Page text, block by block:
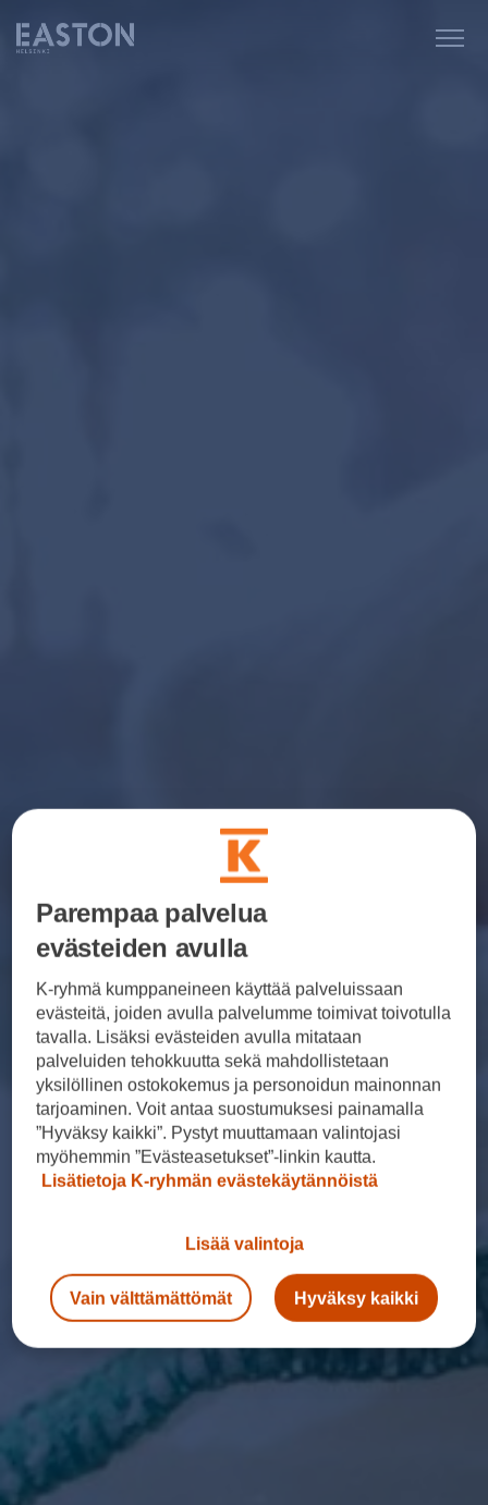
Parempaa palvelua
evästeiden avulla
K-ryhmä kumppaneineen käyttää palveluissaan
evästeitä, joiden avulla palvelumme toimivat toivotulla
tavalla. Lisäksi evästeiden avulla mitataan
palveluiden tehokkuutta sekä mahdollistetaan
yksilöllinen ostokokemus ja personoidun mainonnan
tarjoaminen. Voit antaa suostumuksesi painamalla
”Hyväksy kaikki”. Pystyt muuttamaan valintojasi
myöhemmin ”Evästeasetukset”-linkin kautta.
Lisätietoja K-ryhmän evästekäytännöistä
Lisää valintoja
Vain välttämättömät Hyväksy kaikki